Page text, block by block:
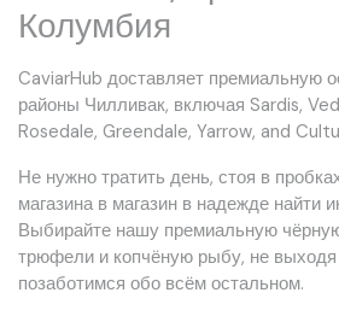
Колумбия
CaviarHub доставляет премиальную
районы Чилливак, включая Sardis,
Rosedale, Greendale, Yarrow, and
Не нужно тратить день, стоя в
магазина в магазин в надежде найти
Выбирайте нашу премиальную
трюфели и копчёную рыбу, не
позаботимся обо всём остальном.